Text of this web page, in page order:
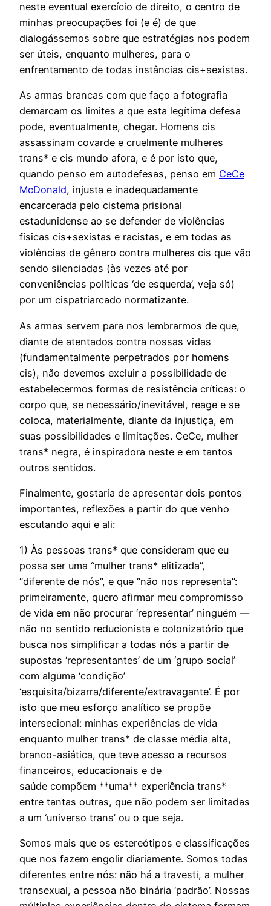
neste eventual exercício de direito, o centro de
minhas preocupações foi (e é) de que
dialogássemos sobre que estratégias nos podem
ser úteis, enquanto mulheres, para o
enfrentamento de todas instâncias cis+sexistas.
As armas brancas com que faço a fotografia
demarcam os limites a que esta legítima defesa
pode, eventualmente, chegar. Homens cis
assassinam covarde e cruelmente mulheres
trans* e cis mundo afora, e é por isto que,
quando penso em autodefesas, penso em CeCe
McDonald, injusta e inadequadamente
encarcerada pelo cistema prisional
estadunidense ao se defender de violências
físicas cis+sexistas e racistas, e em todas as
violências de gênero contra mulheres cis que vão
sendo silenciadas (às vezes até por
conveniências políticas ‘de esquerda’, veja só)
por um cispatriarcado normatizante.
As armas servem para nos lembrarmos de que,
diante de atentados contra nossas vidas
(fundamentalmente perpetrados por homens
cis), não devemos excluir a possibilidade de
estabelecermos formas de resistência críticas: o
corpo que, se necessário/inevitável, reage e se
coloca, materialmente, diante da injustiça, em
suas possibilidades e limitações. CeCe, mulher
trans* negra, é inspiradora neste e em tantos
outros sentidos.
Finalmente, gostaria de apresentar dois pontos
importantes, reflexões a partir do que venho
escutando aqui e ali:
1) Às pessoas trans* que consideram que eu
possa ser uma “mulher trans* elitizada”,
“diferente de nós”, e que “não nos representa”:
primeiramente, quero afirmar meu compromisso
de vida em não procurar ‘representar’ ninguém —
não no sentido reducionista e colonizatório que
busca nos simplificar a todas nós a partir de
supostas ‘representantes’ de um ‘grupo social’
com alguma ‘condição’
‘esquisita/bizarra/diferente/extravagante’. É por
isto que meu esforço analítico se propõe
intersecional: minhas experiências de vida
enquanto mulher trans* de classe média alta,
branco-asiática, que teve acesso a recursos
financeiros, educacionais e de
saúde compõem **uma** experiência trans*
entre tantas outras, que não podem ser limitadas
a um ‘universo trans’ ou o que seja.
Somos mais que os estereótipos e classificações
que nos fazem engolir diariamente. Somos todas
diferentes entre nós: não há a travesti, a mulher
transexual, a pessoa não binária ‘padrão’. Nossas